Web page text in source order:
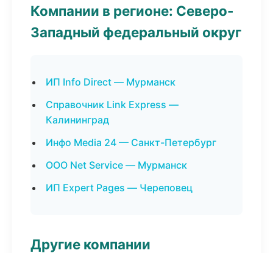
Компании в регионе: Северо-
Западный федеральный округ
ИП Info Direct — Мурманск
Справочник Link Express —
Калининград
Инфо Media 24 — Санкт-Петербург
ООО Net Service — Мурманск
ИП Expert Pages — Череповец
Другие компании